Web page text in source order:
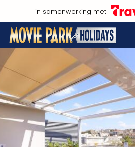
in samenwerking met